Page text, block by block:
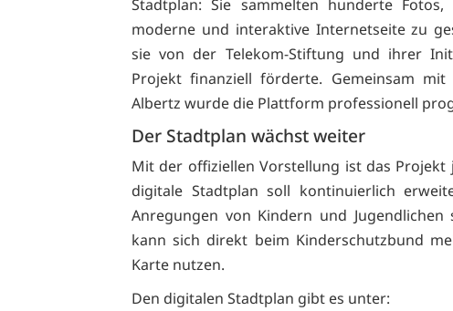
Stadtplan: Sie sammelten hunderte
moderne und interaktive Internetseite zu
sie von der Telekom-Stiftung und ihrer
Projekt finanziell förderte. Gemeinsam mit
Albertz wurde die Plattform professionell
Der Stadtplan wächst weiter
Mit der offiziellen Vorstellung ist das Projekt
digitale Stadtplan soll kontinuierlich
Anregungen von Kindern und
kann sich direkt beim Kinderschutzbund
Karte nutzen.
Den digitalen Stadtplan gibt es unter: